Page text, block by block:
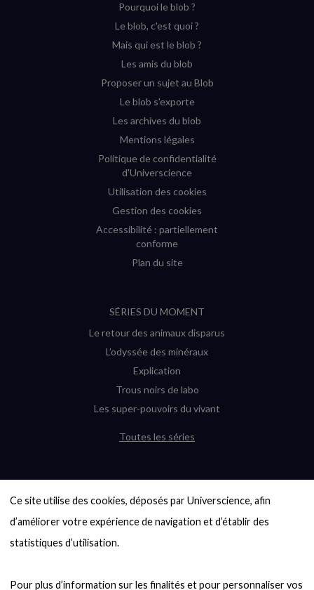
Ce site utilise des cookies, déposés par Universcience, afin
d’améliorer votre expérience de navigation et d’établir des
statistiques d’utilisation.
Pour plus d’information sur les finalités et pour personnaliser vos
Instagram
(nouvelle
Facebook
(nouvelle
Pourquoi le blob ?
Le blob, c'est quoi ?
Mais qui est le blob ?
Les amis du blob
Proposer un sujet au Blob
Le blob s'exporte
Les archives du blob
Mentions légales
Politique de confidentialité
d'Universcience
Utilisation des cookies
Gestion des cookies
Accessibilité : partiellement
conforme
Plan du site
SÉRIES DU MOMENT
Le retour des animaux disparus
L’odyssée des minéraux
Explication
Trous noirs de labo
Les super-pouvoirs du vivant
Toutes les séries
6000 exoplanètes, et pas de « Terre »
en vue ?
Quel avenir pour les cryptos ?